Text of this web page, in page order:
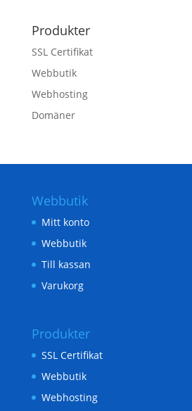
Produkter
SSL Certifikat
Webbutik
Webhosting
Domäner
Webbutik
Mitt konto
Webbutik
Till kassan
Varukorg
Produkter
SSL Certifikat
Webbutik
Webhosting